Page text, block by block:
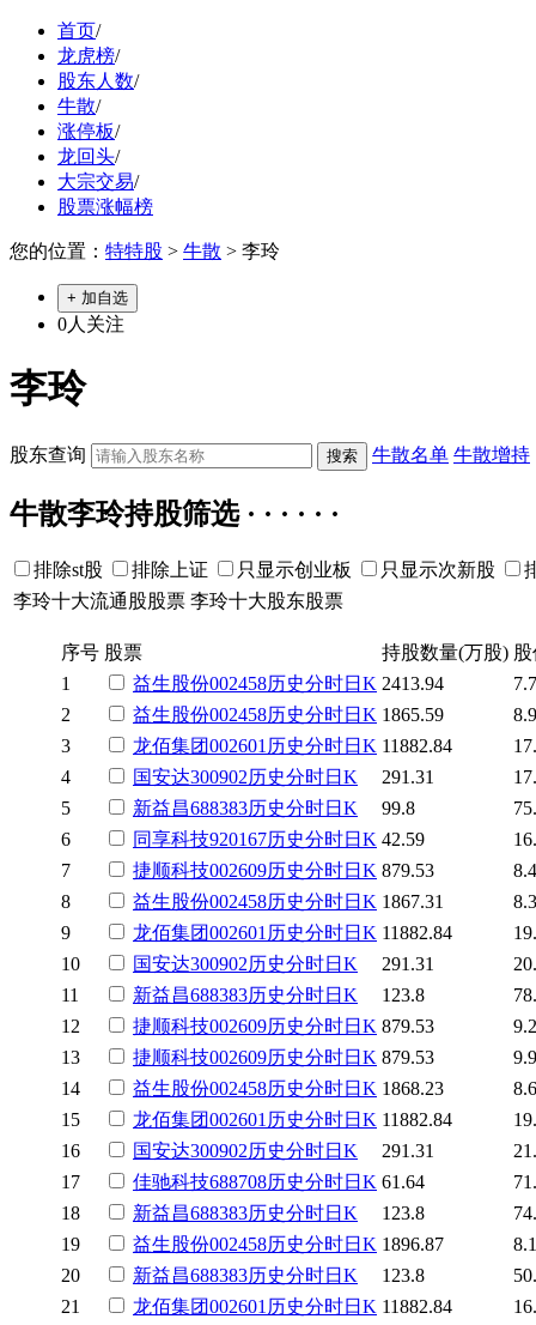
首页/
龙虎榜/
股东人数/
牛散/
涨停板/
龙回头/
大宗交易/
股票涨幅榜
您的位置： 特特股 > 牛散 > 李玲
+ 加自选
0人关注
李玲
股东查询 牛散名单 牛散增持
牛散李玲持股筛选 · · · · · ·
排除st股 排除上证 只显示创业板 只显示次新股
李玲十大流通股股票 李玲十大股东股票
序号 股票 持股数量(万股)
1
益生股份002458历史分时日K 2413.94
2
益生股份002458历史分时日K 1865.59
3
龙佰集团002601 历史分时日K 11882.84
4
国安达300902历史分时日K 291.31
5
新益昌688383历史分时日K 99.8
6
同享科技920167历史分时日K 42.59
7
捷顺科技002609历史分时日K 879.53
8
益生股份002458历史分时日K 1867.31
9
龙佰集团002601 历史分时日K 11882.84
10
国安达300902历史分时日K 291.31
11
新益昌688383历史分时日K 123.8
12
捷顺科技002609历史分时日K 879.53
13
捷顺科技002609历史分时日K 879.53
14
益生股份002458历史分时日K 1868.23
15
龙佰集团002601 历史分时日K 11882.84
16
国安达300902历史分时日K 291.31
17
佳驰科技688708历史分时日K 61.64
18
新益昌688383历史分时日K 123.8
19
益生股份002458历史分时日K 1896.87
20
新益昌688383历史分时日K 123.8
21
龙佰集团002601 历史分时日K 11882.84